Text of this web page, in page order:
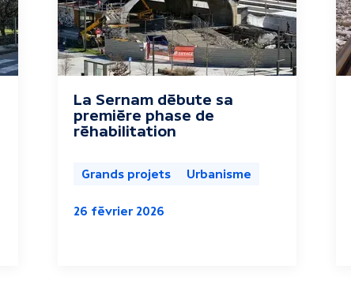
La Sernam débute sa
première phase de
réhabilitation
Grands projets Urbanisme
26 février 2026